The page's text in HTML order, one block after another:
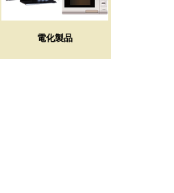
電化製品